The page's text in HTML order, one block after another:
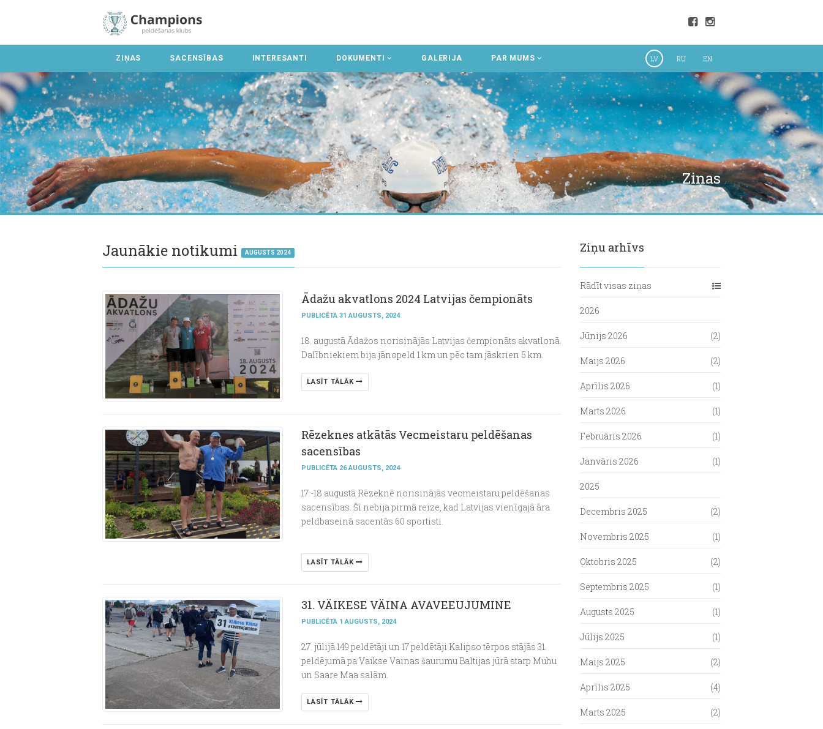
LV RU EN
ZIŅAS SACENSĪBAS INTERESANTI DOKUMENTI GALERIJA PAR MUMS
Ziņas
Jaunākie notikumi AUGUSTS 2024
Ādažu akvatlons 2024 Latvijas čempionāts
PUBLICĒTA 31 AUGUSTS, 2024
18. augustā Ādažos norisinājās Latvijas čempionāts akvatlonā.
Dalībniekiem bija jānopeld 1 km un pēc tam jāskrien 5 km.
LASĪT TĀLĀK
Rēzeknes atkātās Vecmeistaru peldēšanas
sacensības
PUBLICĒTA 26 AUGUSTS, 2024
17.-18.augustā Rēzeknē norisinājās vecmeistaru peldēšanas
sacensības. Šī nebija pirmā reize, kad Latvijas vienīgajā āra
peldbaseinā sacentās 60 sportisti.
LASĪT TĀLĀK
31. VÄIKESE VÄINA AVAVEEUJUMINE
PUBLICĒTA 1 AUGUSTS, 2024
27. jūlijā 149 peldētāji un 17 peldētāji Kalipso tērpos stājās 31.
peldējumā pa Vaikse Vainas šaurumu Baltijas jūrā starp Muhu
un Saare Maa salām.
LASĪT TĀLĀK
Ziņu arhīvs
Rādīt visas ziņas
2026
Jūnijs 2026 (2)
Maijs 2026 (2)
Aprīlis 2026 (1)
Marts 2026 (1)
Februāris 2026 (1)
Janvāris 2026 (1)
2025
Decembris 2025 (2)
Novembris 2025 (1)
Oktobris 2025 (2)
Septembris 2025 (1)
Augusts 2025 (1)
Jūlijs 2025 (1)
Maijs 2025 (2)
Aprīlis 2025 (4)
Marts 2025 (2)